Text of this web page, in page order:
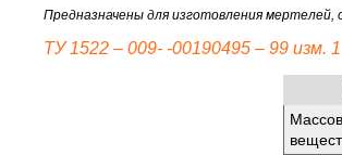
Предназначены для изготовления мертелей,
ТУ 1522 – 009- -00190495 – 99 изм. 1